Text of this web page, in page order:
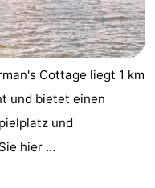
Cottage liegt 1 km
und bietet einen
und
hier ...